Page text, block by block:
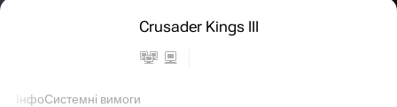
Crusader Kings III
ІнфоСистемні вимоги